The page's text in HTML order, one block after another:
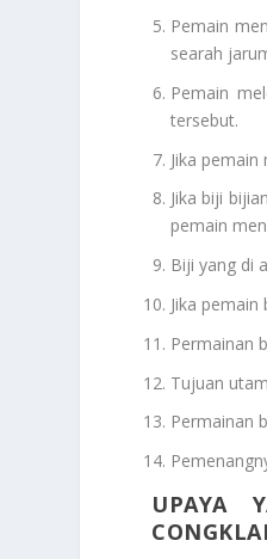
Pemain
searah
Pemain
tersebut.
Jika
Jika biji
pemain
Biji yang di
Jika
Permainan
Tujuan
Permainan
UPAYA